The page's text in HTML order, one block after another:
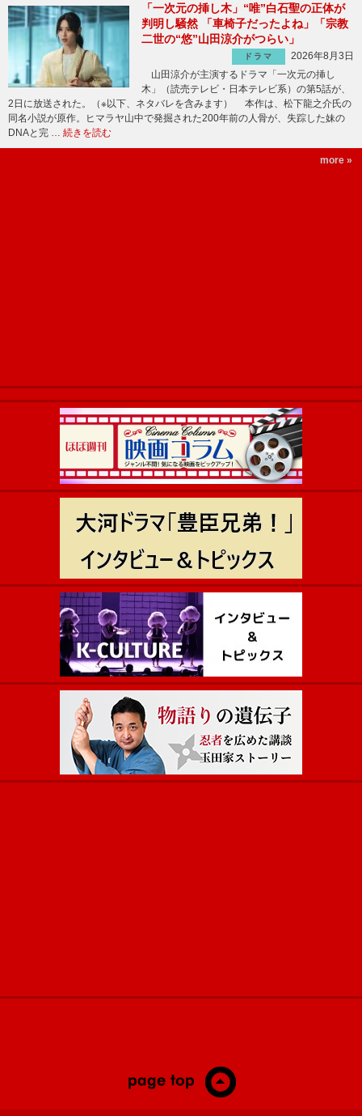
「一次元の挿し木」“唯”白石聖の正体が
判明し騒然 「車椅子だったよね」「宗教
二世の“悠”山田涼介がつらい」
ドラマ
2026年8月3日
山田涼介が主演するドラマ「一次元の挿し
木」（読売テレビ・日本テレビ系）の第5話が、
2日に放送された。（※以下、ネタバレを含みます） 本作は、松下龍之介氏の
同名小説が原作。ヒマラヤ山中で発掘された200年前の人骨が、失踪した妹の
DNAと完 … 続きを読む
more »